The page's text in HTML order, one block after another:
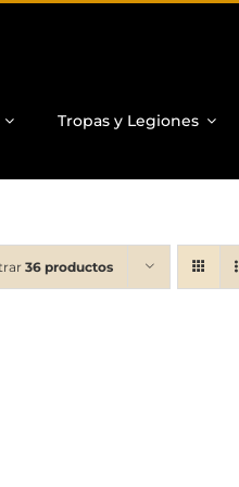
Tropas y Legiones
36 productos